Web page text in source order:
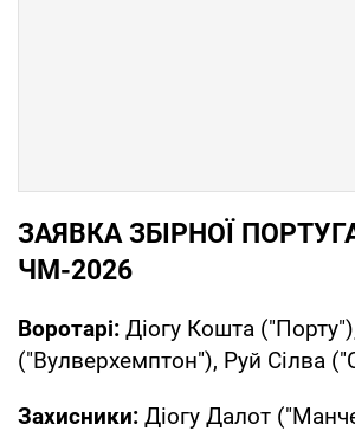
ЗАЯВКА ЗБІРНОЇ
ЧМ-2026
Воротарі: Діогу Кошта
("Вулверхемптон"), Руй Сілва
Захисники: Діогу Далот